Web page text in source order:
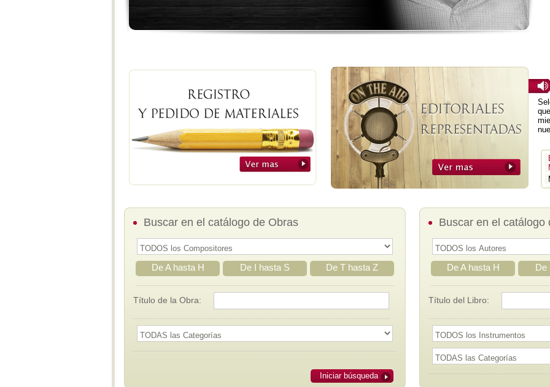
Buscar en el catálogo de Obras
De A hasta H De I hasta S De T hasta Z
Título de la Obra:
Iniciar búsqueda
Buscar en el catálogo
De A hasta H De
Título del Libro: